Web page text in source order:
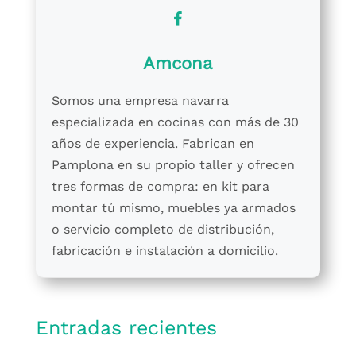
Amcona
Somos una empresa navarra
especializada en cocinas con más de 30
años de experiencia. Fabrican en
Pamplona en su propio taller y ofrecen
tres formas de compra: en kit para
montar tú mismo, muebles ya armados
o servicio completo de distribución,
fabricación e instalación a domicilio.
Entradas recientes